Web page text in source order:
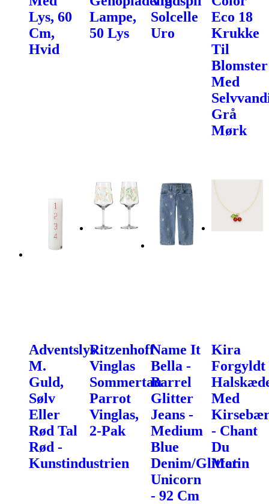
Lys, 60
Cm,
Hvid
Lampe,
50 Lys
Solcelle
Uro
Eco 18
Krukke
Til
Blomster
Med
Grå
Mørk
Adventslys
M.
Guld,
Sølv
Eller
Rød Tal
Rød -
Kunstindustrien
Ritzenhoff
Vinglas
Sommertau
Parrot
Vinglas,
2-Pak
Name It
Bella -
Barrel
Glitter
Jeans -
Medium
Blue
Denim/Glitter
Unicorn
- 92 Cm
Kira
Forgyldt
Med
- Chant
Du
Matin